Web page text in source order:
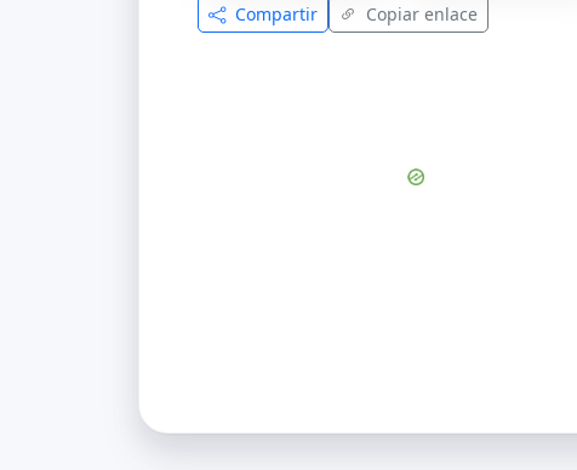
Compartir Copiar enlace